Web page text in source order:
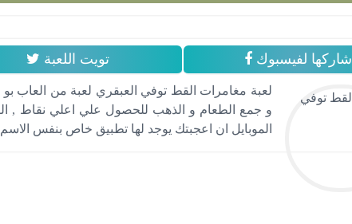
شاركها لفيسبوك تويت اللعبة
لعبة مغامرات القط توفي العبقري لعبة من العاب
و جمع الطعام و الذهب للحصول علي اعلي نقاط ,
الموبايل ان اعجبتك يوجد لها تطبيق خاص بنفس الاسم لعبة